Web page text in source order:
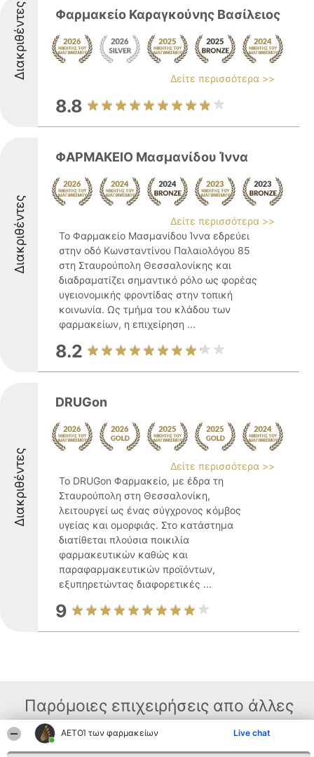
ΑΕΤΟΊ των φαρμακείων Live chat
Διακριθέντες Φαρμακείο Καραγκούνης Βασίλειος
Δείτε περισσότερα >>
8.8
Διακριθέντες
ΦΑΡΜΑΚΕΙΟ Μασμανίδου Ίννα
Δείτε περισσότερα >>
Το Φαρμακείο Μασμανίδου Ίννα εδρεύει
στην οδό Κωνσταντίνου Παλαιολόγου 85
στη Σταυρούπολη Θεσσαλονίκης και
διαδραματίζει σημαντικό ρόλο ως φορέας
υγειονομικής φροντίδας στην τοπική
κοινωνία. Ως τμήμα του κλάδου των
φαρμακείων, η επιχείρηση ...
8.2
Διακριθέντες
DRUGon
Δείτε περισσότερα >>
Το DRUGon Φαρμακείο, με έδρα τη
Σταυρούπολη στη Θεσσαλονίκη,
λειτουργεί ως ένας σύγχρονος κόμβος
υγείας και ομορφιάς. Στο κατάστημα
διατίθεται πλούσια ποικιλία
φαρμακευτικών καθώς και
παραφαρμακευτικών προϊόντων,
εξυπηρετώντας διαφορετικές ...
9
Παρόμοιες επιχειρήσεις απο άλλες
περιοχές